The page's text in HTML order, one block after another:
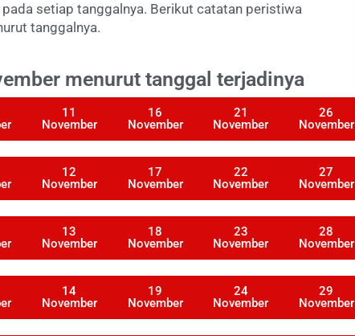
setiap tanggalnya. Berikut catatan peristiwa
tanggalnya.
menurut tanggal terjadinya
11
November
12
November
13
November
14
November
16
November
17
November
18
November
19
November
21
November
22
November
23
November
24
November
26
November
27
November
28
November
29
November